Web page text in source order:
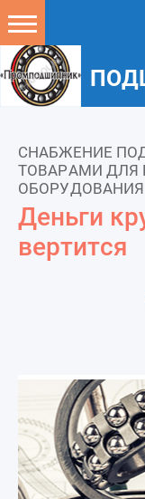
СНАБЖЕНИЕ
ТОВАРАМИ ДЛЯ
ОБОРУДОВАНИЯ
Деньги
вертится